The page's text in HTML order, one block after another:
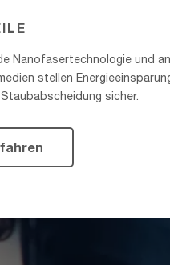
Nanofasertechnologie und
stellen
sicher.